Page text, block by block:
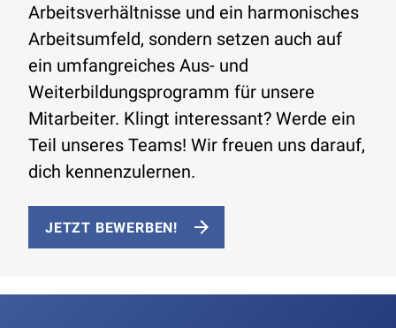
Arbeitsverhältnisse und ein harmonisches
Arbeitsumfeld, sondern setzen auch auf
ein umfangreiches Aus- und
Weiterbildungsprogramm für unsere
Mitarbeiter. Klingt interessant? Werde ein
Teil unseres Teams! Wir freuen uns darauf,
dich kennenzulernen.
JETZT BEWERBEN!